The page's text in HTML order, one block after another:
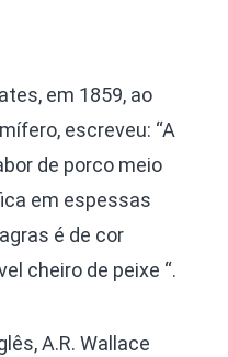
em 1859, ao
escreveu: “A
de porco meio
em espessas
é de cor
cheiro de peixe “.
A.R. Wallace